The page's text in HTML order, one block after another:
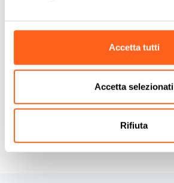
Accetta tutti
Accetta selezionati
Rifiuta
Come arrivare
Richiedi info